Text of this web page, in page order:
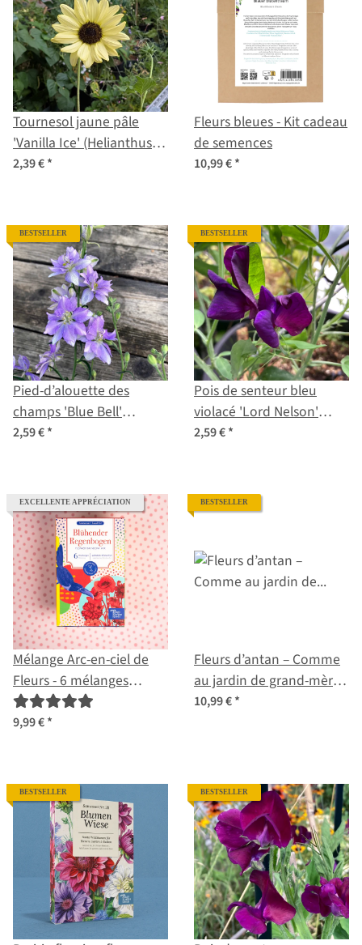
Tournesol jaune pâle
'Vanilla Ice' (Helianthus
debilis) graines
2,39 €*
Fleurs bleues - Kit cadeau
de semences
10,99 €*
BESTSELLER
Pied-d’alouette des
champs 'Blue Bell'
(Consolida ajacis) graines
2,59 €*
BESTSELLER
Pois de senteur bleu
violacé 'Lord Nelson'
(Lathyrus odoratus)
2,59 €*
EXCELLENTE APPRÉCIATION
Mélange Arc-en-ciel de
Fleurs - 6 mélanges
pollinisés naturellement -
spectaculaires et colorés -
9,99 €*
BESTSELLER
Fleurs d’antan – Comme
au jardin de grand-mère |
Coffret de graines n° 5
10,99 €*
BESTSELLER BESTSELLER